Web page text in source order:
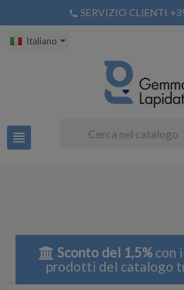
phone SERVIZIO CLIENTI
Italiano
view_headline
Sconto del 1,5%con
prodotti del catalogo